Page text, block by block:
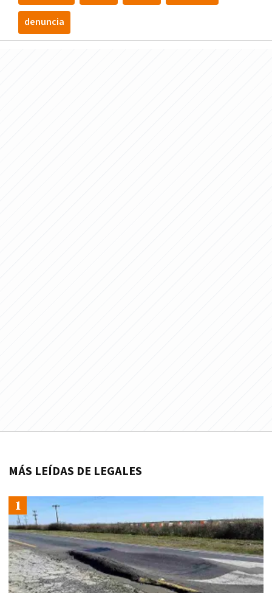
denuncia
MÁS LEÍDAS DE LEGALES